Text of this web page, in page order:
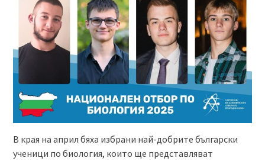
В края на април бяха избрани най-добрите български
ученици по биология, които ще представляват